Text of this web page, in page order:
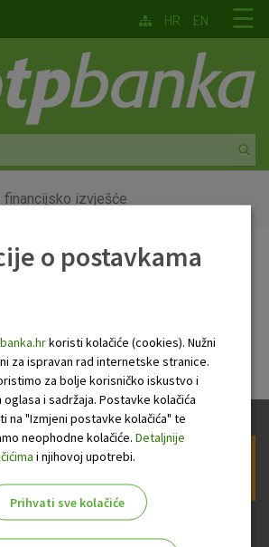
☰
HR EN
financijsko izvješće
financijsko
financijsko izvješće.pdf
OTP banke
o postavkama
koristi kolačiće (cookies). Nužni
za ispravan rad internetske stranice.
za bolje korisničko iskustvo i
i sadržaja. Postavke kolačića
na "Izmjeni postavke kolačića" te
neophodne kolačiće. Detaljnije
i njihovoj upotrebi.
Prihvati sve kolačiće